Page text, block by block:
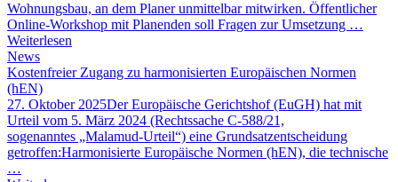
Wohnungsbau, an dem Planer unmittelbar mitwirken. Öffentlicher
Online-Workshop mit Planenden soll Fragen zur Umsetzung …
Weiterlesen
News
Kostenfreier Zugang zu harmonisierten Europäischen Normen
(hEN)
27. Oktober 2025Der Europäische Gerichtshof (EuGH) hat mit
Urteil vom 5. März 2024 (Rechtssache C-588/21,
sogenanntes „Malamud-Urteil“) eine Grundsatzentscheidung
getroffen:Harmonisierte Europäische Normen (hEN), die technische
…